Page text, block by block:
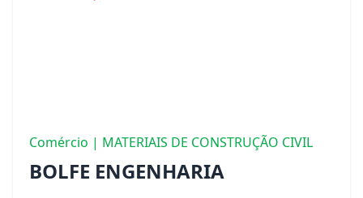
Comércio | MATERIAIS DE CONSTRUÇÃO CIVIL
BOLFE ENGENHARIA